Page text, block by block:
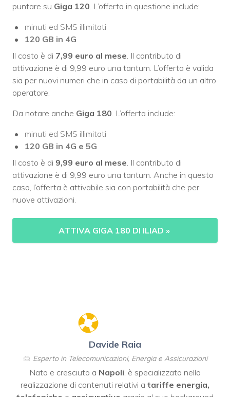
puntare su Giga 120 . L’offerta in questione include:
minuti ed SMS illimitati
120 GB in 4G
Il costo è di 7,99 euro al mese . Il contributo di
attivazione è di 9,99 euro una tantum. L’offerta è valida
sia per nuovi numeri che in caso di portabilità da un altro
operatore.
Da notare anche Giga 180 . L’offerta include:
minuti ed SMS illimitati
120 GB in 4G e 5G
Il costo è di 9,99 euro al mese . Il contributo di
attivazione è di 9,99 euro una tantum. Anche in questo
caso, l’offerta è attivabile sia con portabilità che per
nuove attivazioni.
ATTIVA GIGA 180 DI ILIAD »
Davide Raia
Esperto in Telecomunicazioni, Energia e Assicurazioni
Nato e cresciuto a Napoli , è specializzato nella
realizzazione di contenuti relativi a tariffe energia,